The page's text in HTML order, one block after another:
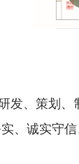
发、策划
、诚实守